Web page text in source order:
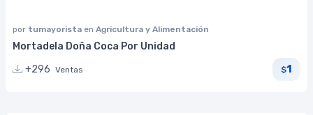
por tumayorista en Agricultura y Alimentación
Mortadela Doña Coca Por Unidad
+296 Ventas $1